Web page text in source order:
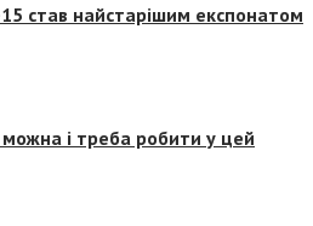
став найстарішим експонатом
і треба робити у цей